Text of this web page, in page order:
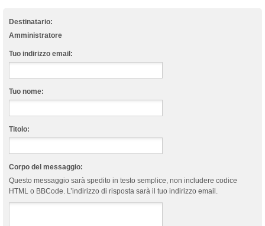
Destinatario:
Amministratore
Tuo indirizzo email:
Tuo nome:
Titolo:
Corpo del messaggio:
Questo messaggio sarà spedito in testo semplice, non includere codice
HTML o BBCode. L’indirizzo di risposta sarà il tuo indirizzo email.